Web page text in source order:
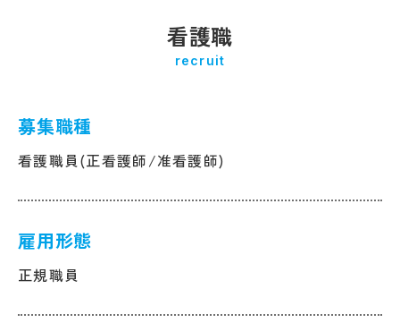
看護職
recruit
募集職種
看護職員(正看護師/准看護師)
雇用形態
正規職員